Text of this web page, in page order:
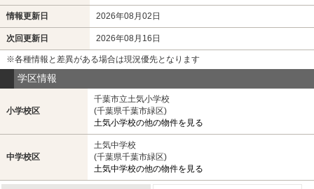
情報更新日 2026年08月02日
次回更新日 2026年08月16日
※各種情報と差異がある場合は現況優先となります
学区情報
小学校区
千葉市立土気小学校
(千葉県千葉市緑区)
土気小学校の他の物件を見る
中学校区
土気中学校
(千葉県千葉市緑区)
土気中学校の他の物件を見る